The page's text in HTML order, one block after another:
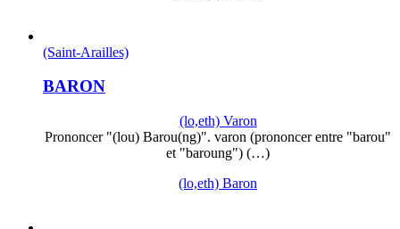
(Saint-Arailles)
BARON
(lo,eth) Varon
Prononcer "(lou) Barou(ng)". varon (prononcer entre "barou"
et "baroung") (…)
(lo,eth) Baron